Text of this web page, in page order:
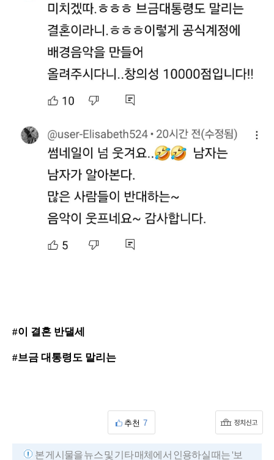
#이 결혼 반댈세
#브금 대통령도 말리는
추천 7
본 게시물을 뉴스 및 기타 매체에서 인용하실 때는 '보